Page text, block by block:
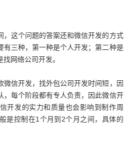
这个问题的答案还和微信开发的方式
有三种，第一种是个人开发；第二种是
网络公司开发。
信开发，找外包公司开发时间短，因
，每个阶段都有专人负责，因此微信开
开发的实力和质量也会影响到制作周
是控制在1个月到2个月之间，具体的